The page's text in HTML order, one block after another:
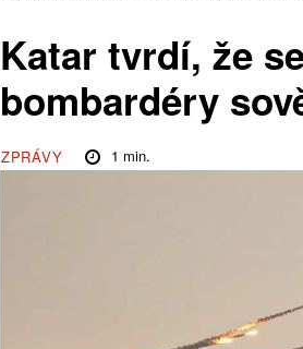
Katar tvrdí, že
bombardéry
ZPRÁVY 1 min.